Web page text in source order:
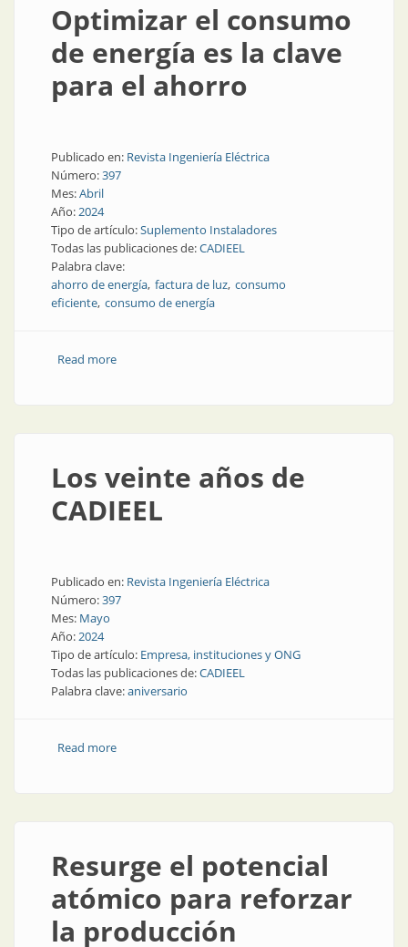
Optimizar el consumo
de energía es la clave
para el ahorro
Publicado en: Revista Ingeniería Eléctrica
Número:397
Mes:Abril
Año:2024
Tipo de artículo:Suplemento Instaladores
Todas las publicaciones de:CADIEEL
Palabra clave:
ahorro de energía factura de luz consumo
eficiente consumo de energía
Read moreabout Optimizar el consumo de energía es la clave
Los veinte años de
CADIEEL
Publicado en: Revista Ingeniería Eléctrica
Número:397
Mes: Mayo
Año:2024
Tipo de artículo: Empresa, instituciones y ONG
Todas las publicaciones de:CADIEEL
Palabra clave:aniversario
Read moreabout Los veinte años de CADIEEL
Resurge el potencial
atómico para reforzar
la producción